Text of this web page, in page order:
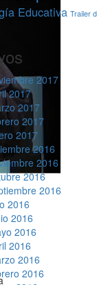
Educativa Trailer
2017
2017
2017
2017
2017
2016
2016
2016
2016
2016
2016
2016
2016
2016
2016